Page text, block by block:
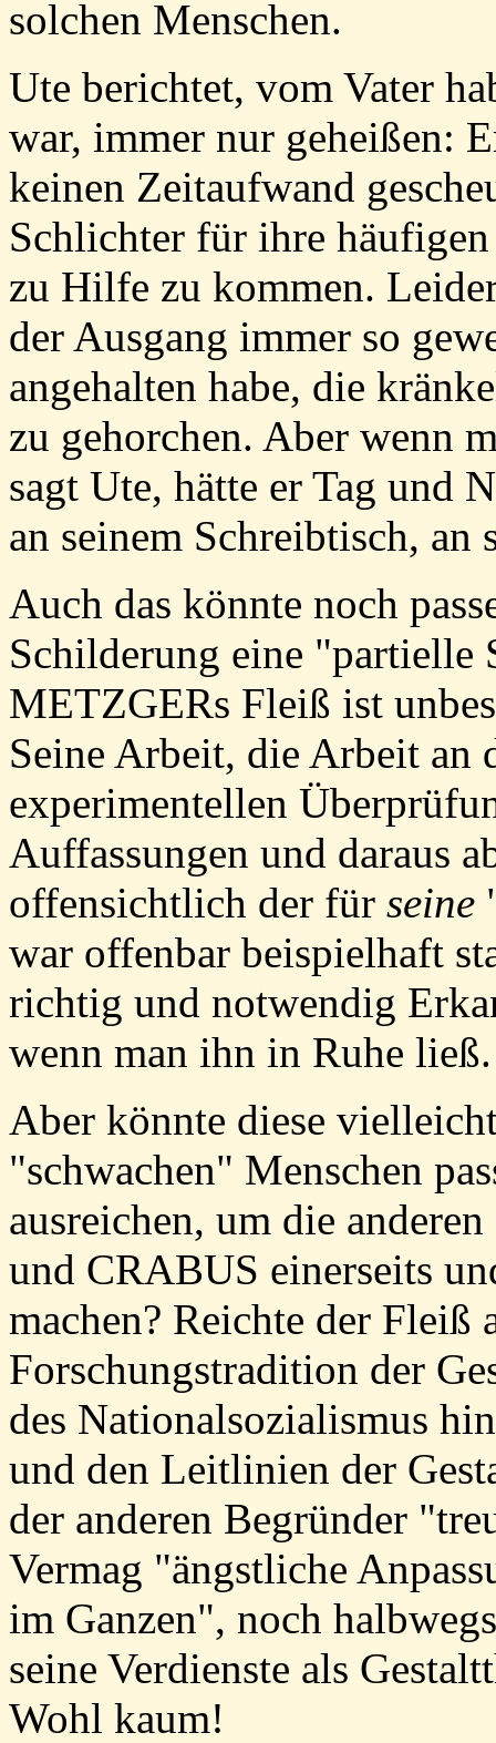
solchen Menschen.
Ute berichtet, vom Vater
war, immer nur geheißen:
keinen Zeitaufwand
Schlichter für ihre
zu Hilfe zu kommen.
der Ausgang immer so
angehalten habe, die
zu gehorchen. Aber wenn
sagt Ute, hätte er Tag und
an seinem Schreibtisch, an
Auch das könnte noch
Schilderung eine "partielle
METZGERs Fleiß ist
Seine Arbeit, die Arbeit an
experimentellen
Auffassungen und daraus
offensichtlich der für seine
war offenbar beispielhaft
richtig und notwendig
wenn man ihn in Ruhe ließ.
Aber könnte diese
"schwachen" Menschen
ausreichen, um die
und CRABUS einerseits
machen? Reichte der Fleiß
Forschungstradition der
des Nationalsozialismus
und den Leitlinien der
der anderen Begründer
Vermag "ängstliche
im Ganzen", noch
seine Verdienste als
Wohl kaum!